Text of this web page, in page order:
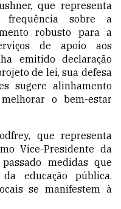
que representa
frequência sobre a
robusto para a
de apoio aos
emitido declaração
de lei, sua defesa
sugere alinhamento
o bem-estar
que representa
Vice-Presidente da
medidas que
educação pública.
se manifestem à